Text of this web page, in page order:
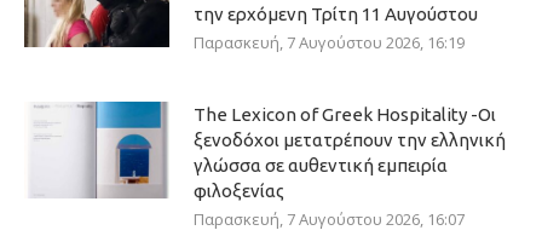
την ερχόμενη Τρίτη 11 Αυγούστου
Παρασκευή, 7 Αυγούστου 2026, 16:19
The Lexicon of Greek Hospitality -Οι
ξενοδόχοι μετατρέπουν την ελληνική
γλώσσα σε αυθεντική εμπειρία
φιλοξενίας
Παρασκευή, 7 Αυγούστου 2026, 16:07